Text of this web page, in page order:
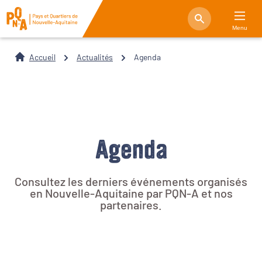
Menu
Accueil Actualités Agenda
Agenda
Consultez les derniers événements organisés
en Nouvelle-Aquitaine par PQN-A et nos
partenaires.